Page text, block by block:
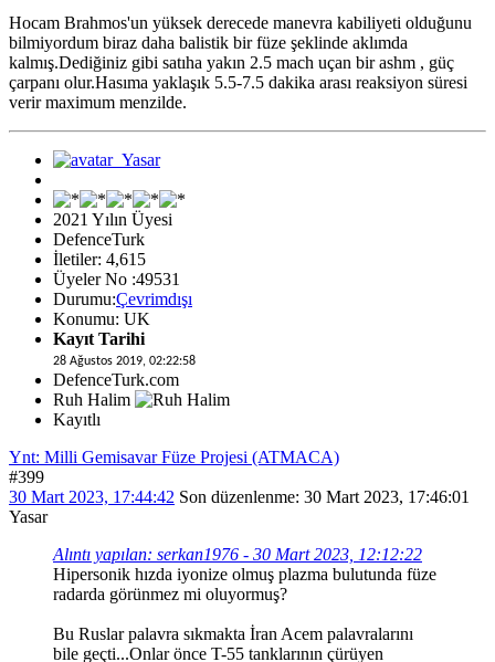
Hocam Brahmos'un yüksek derecede manevra kabiliyeti olduğunu
bilmiyordum biraz daha balistik bir füze şeklinde aklımda
kalmış.Dediğiniz gibi satıha yakın 2.5 mach uçan bir ashm , güç
çarpanı olur.Hasıma yaklaşık 5.5-7.5 dakika arası reaksiyon süresi
verir maximum menzilde.
2021 Yılın Üyesi
DefenceTurk
İletiler: 4,615
Üyeler No :49531
Durumu:Çevrimdışı
Konumu: UK
Kayıt Tarihi
28 Ağustos 2019, 02:22:58
DefenceTurk.com
Ruh Halim
Kayıtlı
Ynt: Milli Gemisavar Füze Projesi (ATMACA)
#399
30 Mart 2023, 17:44:42 Son düzenlenme: 30 Mart 2023, 17:46:01
Yasar
Alıntı yapılan: serkan1976 - 30 Mart 2023, 12:12:22
Hipersonik hızda iyonize olmuş plazma bulutunda füze
radarda görünmez mi oluyormuş?
Bu Ruslar palavra sıkmakta İran Acem palavralarını
bile geçti...Onlar önce T-55 tanklarının çürüyen